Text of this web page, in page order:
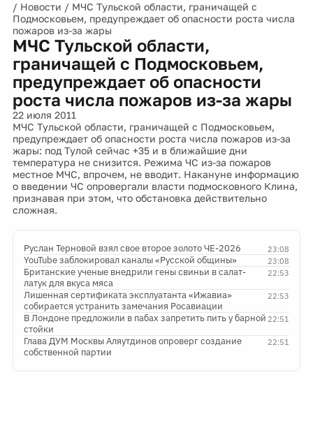
/ Новости / МЧС Тульской области, граничащей с
Подмосковьем, предупреждает об опасности роста числа
пожаров из-за жары
МЧС Тульской области,
граничащей с Подмосковьем,
предупреждает об опасности
роста числа пожаров из-за жары
22 июля 2011
МЧС Тульской области, граничащей с Подмосковьем,
предупреждает об опасности роста числа пожаров из-за
жары: под Тулой сейчас +35 и в ближайшие дни
температура не снизится. Режима ЧС из-за пожаров
местное МЧС, впрочем, не вводит. Накануне информацию
о введении ЧС опровергали власти подмосковного Клина,
признавая при этом, что обстановка действительно
сложная.
23:08
Руслан Терновой взял свое второе золото ЧЕ-2026
23:08
YouTube заблокировал каналы «Русской общины»
22:53
Британские ученые внедрили гены свиньи в салат-
латук для вкуса мяса
22:53
Лишенная сертификата эксплуатанта «Ижавиа»
собирается устранить замечания Росавиации
22:51
В Лондоне предложили в пабах запретить пить у барной
стойки
22:51
Глава ДУМ Москвы Аляутдинов опроверг создание
собственной партии